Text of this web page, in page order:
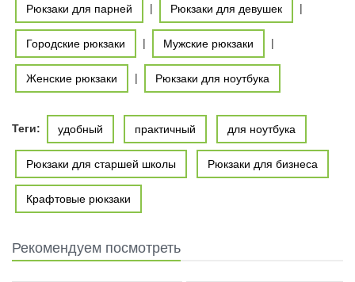
Рюкзаки для парней | Рюкзаки для девушек |
Городские рюкзаки | Мужские рюкзаки |
Женские рюкзаки | Рюкзаки для ноутбука
Теги: удобный практичный для ноутбука
Рюкзаки для старшей школы Рюкзаки для бизнеса
Крафтовые рюкзаки
Рекомендуем посмотреть